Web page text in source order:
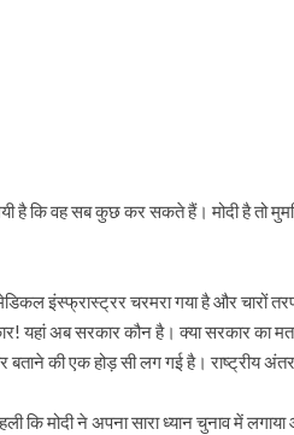
है कि वह सब कुछ कर सकते हैं। मोदी है
इंस्फ्रास्ट्रर चरमरा गया है और चारों
अब सरकार कौन है। क्या सरकार का
बताने की एक होड़ सी लग गई है।
कि मोदी ने अपना सारा ध्यान चुनाव में